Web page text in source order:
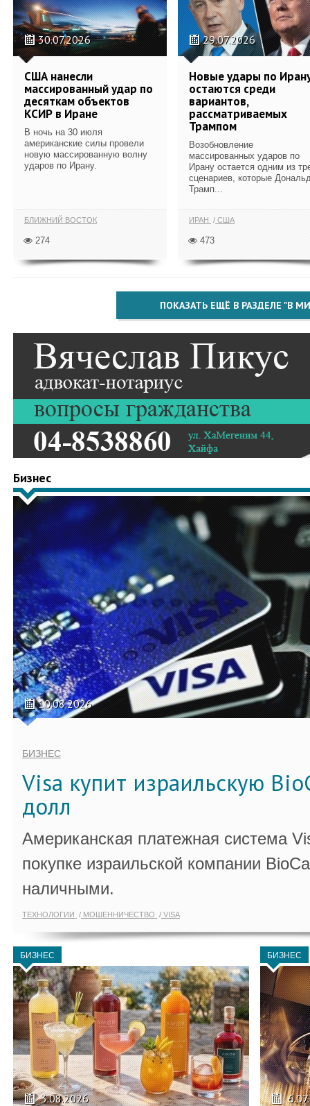
30.07.2026
США нанесли
массированный удар по
десяткам объектов
КСИР в Иране
В ночь на 30 июля
американские силы провели
новую массированную волну
ударов по Ирану.
БЛИЖНИЙ ВОСТОК
274
29.07.2026
Новые удары по
остаются среди
вариантов,
рассматриваемых
Трампом
Возобновление
массированных ударов по
Ирану остается одним из
сценариев, которые
Трамп...
ИРАН США
473
ПОКАЗАТЬ ЕЩЁ В РАЗДЕЛЕ "В
Бизнес
10.08.2026
БИЗНЕС
Visa купит израильскую
долл
Американская платежная система
покупке израильской компании
наличными.
ТЕХНОЛОГИИ МОШЕННИЧЕСТВО VISA
БИЗНЕС
3.08.2026
БИЗНЕС